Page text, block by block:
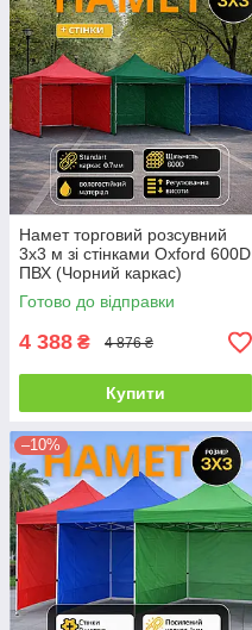
Намет торговий розсувний
3х3 м зі стінками Oxford 600D
ПВХ (Чорний каркас)
Готово до відправки
4 388 ₴ 4 876 ₴
Купити
–10%